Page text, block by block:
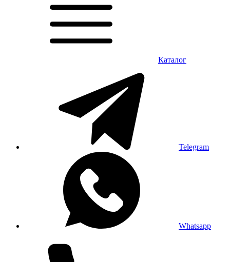
Каталог
Telegram
Whatsapp